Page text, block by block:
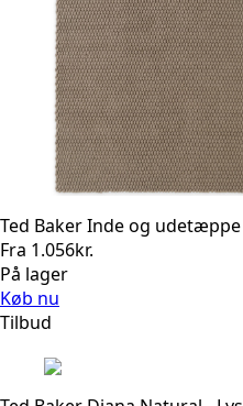
Ted Baker Inde og udetæppe
Fra 1.056kr.
På lager
Køb nu
Tilbud